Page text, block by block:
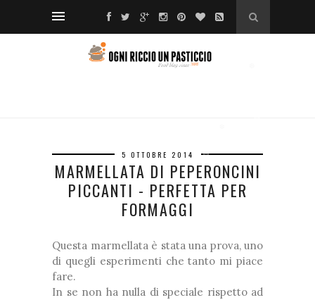
5 OTTOBRE 2014
MARMELLATA DI PEPERONCINI
PICCANTI - PERFETTA PER
FORMAGGI
Questa marmellata è stata una prova, uno
di quegli esperimenti che tanto mi piace
fare.
In se non ha nulla di speciale rispetto ad
❆
❅